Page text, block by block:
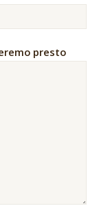
presto